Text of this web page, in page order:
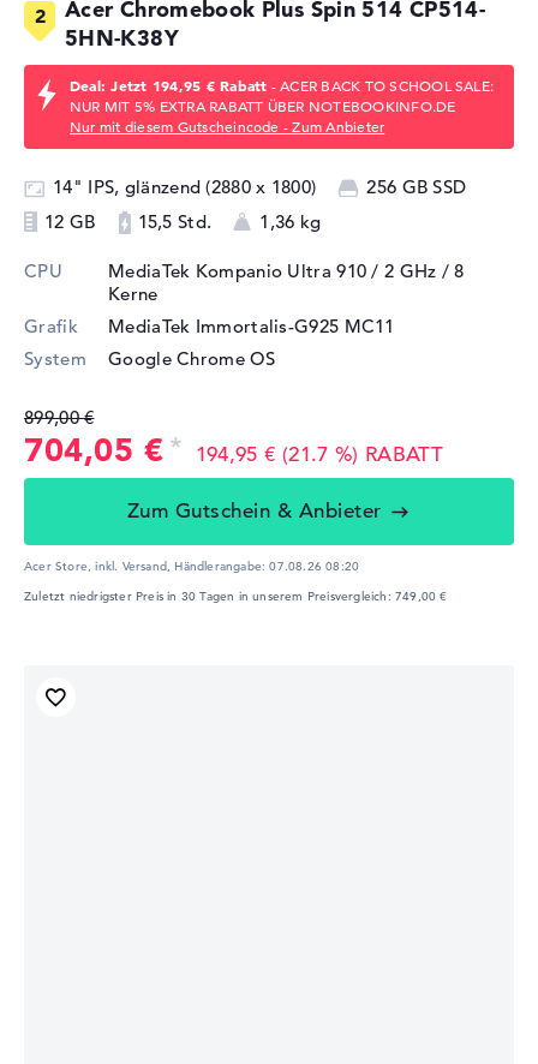
Acer Chromebook Plus Spin 514 CP514-
5HN-K38Y
Deal: Jetzt 194,95 € Rabatt - ACER BACK TO SCHOOL SALE:
NUR MIT 5% EXTRA RABATT ÜBER NOTEBOOKINFO.DE
Nur mit diesem Gutscheincode - Zum Anbieter
14" IPS, glänzend (2880 x 1800)
256 GB SSD
12 GB
15,5 Std. 1,36 kg
CPU MediaTek Kompanio Ultra 910 / 2 GHz / 8
Kerne
Grafik
MediaTek Immortalis-G925 MC11
System
Google Chrome OS
899,00 €
704,05 € 194,95 € (21.7 %) RABATT
Zum Gutschein & Anbieter
Acer Store, inkl. Versand, Händlerangabe:07.08.26 08:20
Zuletzt niedrigster Preis in 30 Tagen in unserem Preisvergleich: 749,00 €